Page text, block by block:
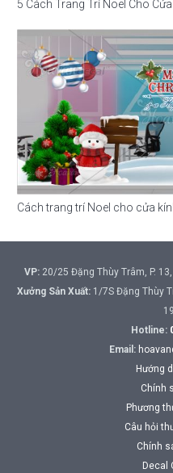
5 Cách Trang Trí Noel Cho
Cách trang trí Noel cho cửa
VP:20/25 Đặng Thùy Trâm, P.
Xưởng Sản Xuất: 1/7S Đặng Thùy
Hotline:
Email:
Hướng
Chính
Phương
Câu hỏi
Chính
Decal